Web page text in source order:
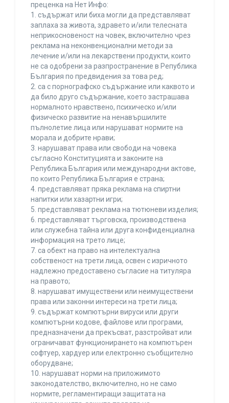
преценка на Нет Инфо:
1. съдържат или биха могли да представляват
заплаха за живота, здравето и/или телесната
неприкосновеност на човек, включително чрез
реклама на неконвенционални методи за
лечение и/или на лекарствени продукти, които
не са одобрени за разпространение в Република
България по предвидения за това ред;
2. са с порнографско съдържание или каквото и
да било друго съдържание, което застрашава
нормалното нравствено, психическо и/или
физическо развитие на ненавършилите
пълнолетие лица или нарушават нормите на
морала и добрите нрави;
3. нарушават права или свободи на човека
съгласно Конституцията и законите на
Република България или международни актове,
по които Република България е страна;
4. представляват пряка реклама на спиртни
напитки или хазартни игри;
5. представляват реклама на тютюневи изделия;
6. представляват търговска, производствена
или служебна тайна или друга конфиденциална
информация на трето лице;
7. са обект на право на интелектуална
собственост на трети лица, освен с изричното
надлежно предоставено съгласие на титуляра
на правото;
8. нарушават имуществени или неимуществени
права или законни интереси на трети лица;
9. съдържат компютърни вируси или други
компютърни кодове, файлове или програми,
предназначени да прекъсват, разстройват или
ограничават функционирането на компютърен
софтуер, хардуер или електронно съобщително
оборудване;
10. нарушават норми на приложимото
законодателство, включително, но не само
нормите, регламентиращи защитата на